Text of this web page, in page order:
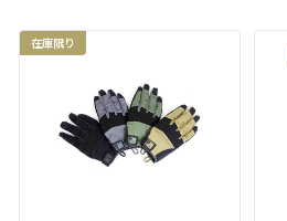
在庫限り